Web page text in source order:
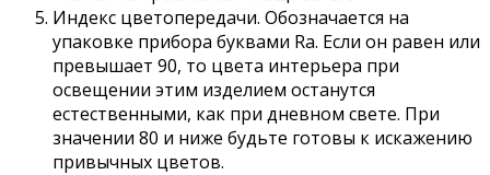
Индекс цветопередачи. Обозначается на
упаковке прибора буквами Ra. Если он равен или
превышает 90, то цвета интерьера при
освещении этим изделием останутся
естественными, как при дневном свете. При
значении 80 и ниже будьте готовы к искажению
привычных цветов.